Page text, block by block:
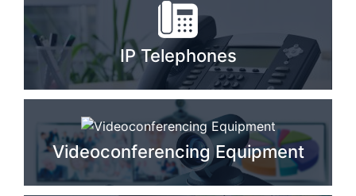
Спикерфон
ADSL, Wan / Lan Routers, Wi-Fi
IP Telephony
Stereo systems
Server equipment
IP Telephones
Videoconferencing Equipment